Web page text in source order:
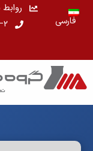
پرش
فارسی
۲– ۲۳۱۵۱۰۰۱ – ۹۸۲۱+ , ۲– ۲۴۷۱۱۰۰۱ – ۹۸۲۱+